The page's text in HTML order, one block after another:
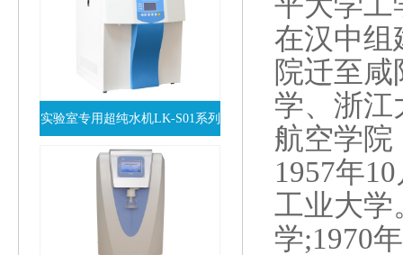
实验室专用超纯水机LK-S01系列
查看详情
在汉中组
院迁至咸
学、浙江
航空学院
1957年
工业大学
学;1970